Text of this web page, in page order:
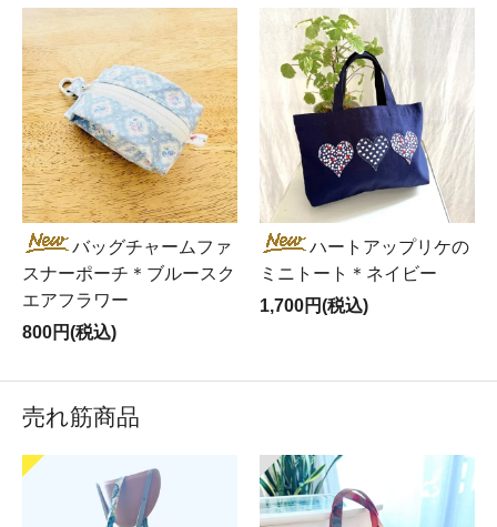
バッグチャームファ
スナーポーチ＊ブルースク
エアフラワー
800円(税込)
ハートアップリケの
ミニトート＊ネイビー
1,700円(税込)
売れ筋商品